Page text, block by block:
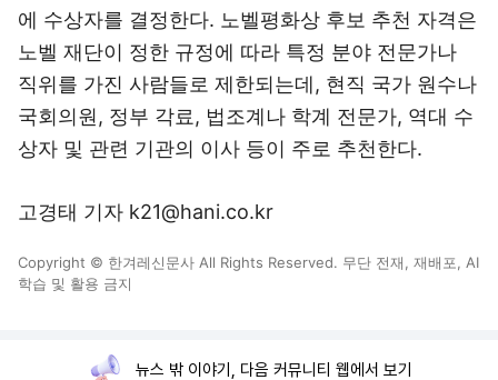
에 수상자를 결정한다. 노벨평화상 후보 추천 자격은
노벨 재단이 정한 규정에 따라 특정 분야 전문가나
직위를 가진 사람들로 제한되는데, 현직 국가 원수나
국회의원, 정부 각료, 법조계나 학계 전문가, 역대 수
상자 및 관련 기관의 이사 등이 주로 추천한다.
고경태 기자 k21@hani.co.kr
Copyright © 한겨레신문사 All Rights Reserved. 무단 전재, 재배포, AI
학습 및 활용 금지
뉴스 밖 이야기, 다음 커뮤니티 웹에서 보기